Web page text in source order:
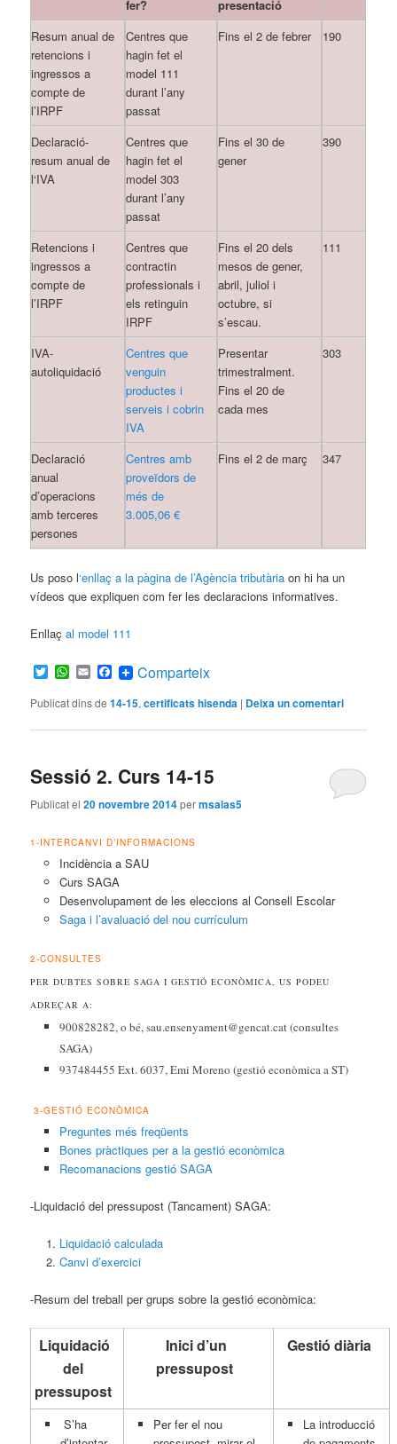
fer?
presentació
Resum anual de
retencions i
ingressos a
compte de
l’IRPF
Centres que
hagin fet el
model 111
durant l’any
passat
Fins el 2 de febrer 190
Declaració-
resum anual de
l‘IVA
Centres que
hagin fet el
model 303
durant l’any
passat
Fins el 30 de
gener
390
Retencions i
ingressos a
compte de
l’IRPF
Centres que
contractin
professionals i
els retinguin
IRPF
Fins el 20 dels
mesos de gener,
abril, juliol i
octubre, si
s’escau.
111
IVA-
autoliquidació
Centres que
venguin
productes i
serveis i cobrin
IVA
Presentar
trimestralment.
Fins el 20 de
cada mes
303
Declaració
anual
d’operacions
amb terceres
persones
Centres amb
proveïdors de
més de
3.005,06 €
Fins el 2 de març 347
Us poso l‘enllaç a la pàgina de l’Agència tributàriaon hi ha un
vídeos que expliquen com fer les declaracions informatives.
Enllaç al model 111
TwitterWhatsApp
EmailFacebook
Comparteix
Publicat dins de 14-15,certificats hisenda | Deixa un comentari
Sessió 2. Curs 14-15
Publicat el20 novembre 2014permsalas5
1-INTERCANVI D’INFORMACIONS
Incidència a SAU
Curs SAGA
Desenvolupament de les eleccions al Consell Escolar
Saga i l’avaluació del nou currículum
2-CONSULTES
PER DUBTES SOBRE SAGA I GESTIÓ ECONÒMICA, US PODEU
ADREÇAR A:
900828282, o bé, sau.ensenyament@gencat.cat (consultes
SAGA)
937484455 Ext. 6037, Emi Moreno (gestió econòmica a ST)
3-GESTIÓ ECONÒMICA
Preguntes més freqüents
Bones pràctiques per a la gestió econòmica
Recomanacions gestió SAGA
-Liquidació del pressupost (Tancament) SAGA:
Liquidació calculada
Canvi d’exercici
-Resum del treball per grups sobre la gestió econòmica:
Liquidació
del
pressupost
Inici d’un
pressupost
Gestió diària
S’ha
Per fer el nou
La introducció